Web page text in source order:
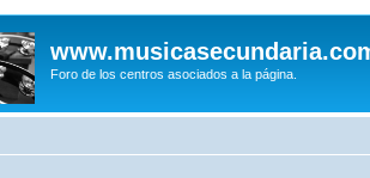
Foro de los centros asociados a la página.